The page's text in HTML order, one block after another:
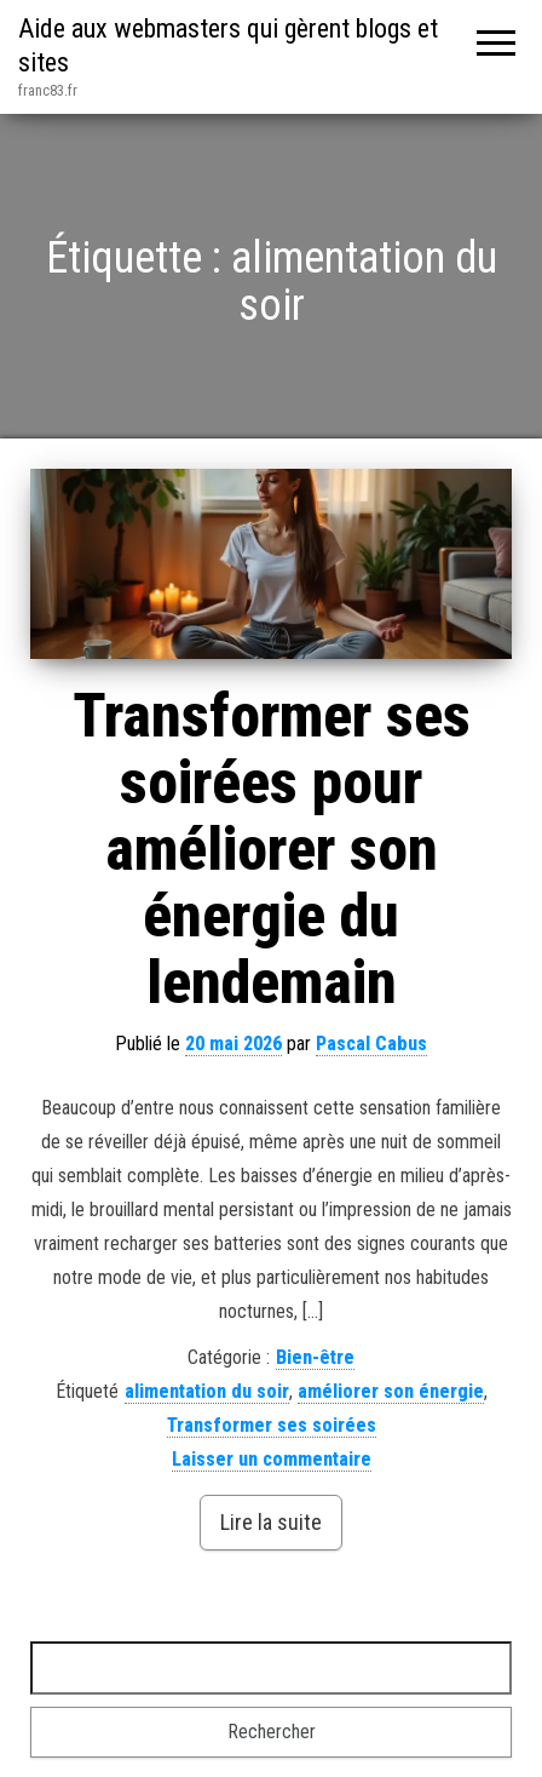
Aide aux webmasters qui gèrent blogs et
sites
franc83.fr
Étiquette : alimentation du
soir
Transformer ses
soirées pour
améliorer son
énergie du
lendemain
Publié le 20 mai 2026 par Pascal Cabus
Beaucoup d’entre nous connaissent cette sensation familière
de se réveiller déjà épuisé, même après une nuit de sommeil
qui semblait complète. Les baisses d’énergie en milieu d’après-
midi, le brouillard mental persistant ou l’impression de ne jamais
vraiment recharger ses batteries sont des signes courants que
notre mode de vie, et plus particulièrement nos habitudes
nocturnes, […]
Catégorie : Bien-être
Étiqueté alimentation du soir, améliorer son énergie,
Transformer ses soirées
Laisser un commentaire
Lire la suite